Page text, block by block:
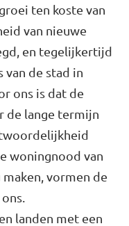
ten koste van
van nieuwe
en tegelijkertijd
van de stad in
ons is dat de
de lange termijn
woningnood van
maken, vormen de
landen met een